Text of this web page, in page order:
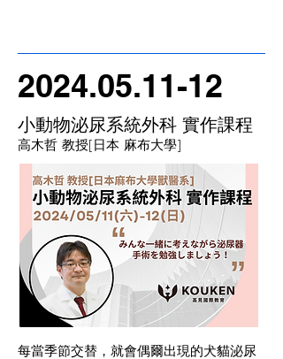
2024.05.11-12
小動物泌尿系統外科 實作課程
高木哲 教授[日本 麻布大學]
每當季節交替，就會偶爾出現的犬貓泌尿